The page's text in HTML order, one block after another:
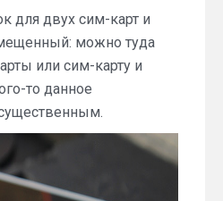
для двух сим-карт и
можно туда
или сим-карту и
то данное